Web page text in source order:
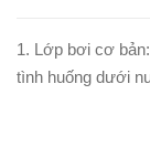
1. Lớp bơi cơ
tình huống dưới